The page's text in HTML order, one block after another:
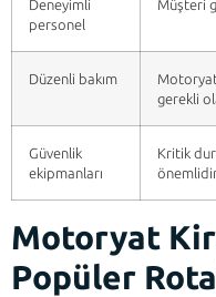
Deneyimli
personel
Müşteri
Düzenli bakım
gerekli
Güvenlik
ekipmanları
Kritik
Motoryat
Popüler